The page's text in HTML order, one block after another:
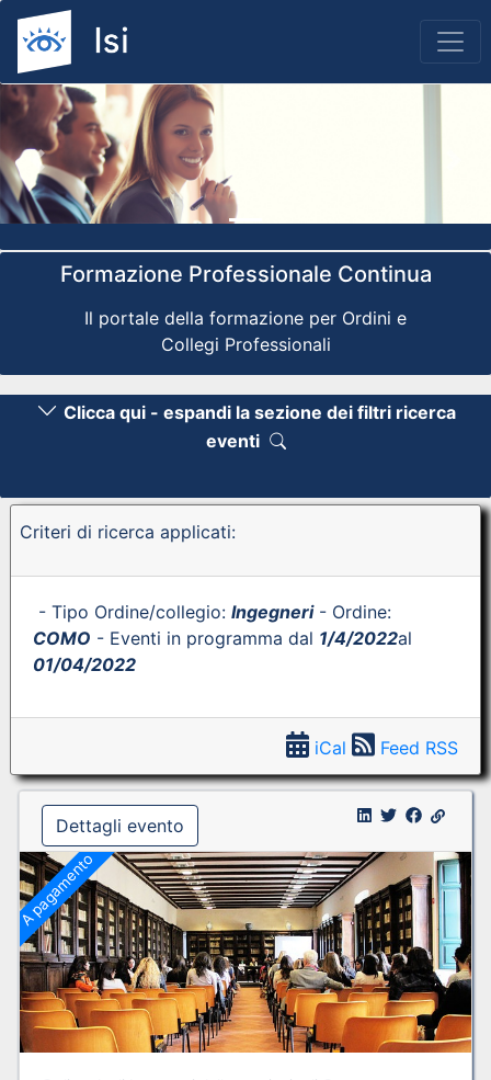
Previous
Formazione Professionale Continua
Il portale della formazione per Ordini e
Collegi Professionali
Clicca qui - espandi la sezione dei filtri ricerca
eventi
Criteri di ricerca applicati:
- Tipo Ordine/collegio: Ingegneri- Ordine:
COMO - Eventi in programma dal 1/4/2022al
01/04/2022
iCal Feed RSS
Dettagli evento
A pagamento